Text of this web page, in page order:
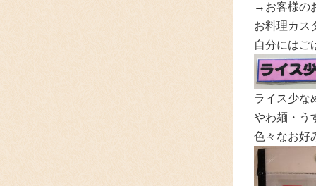
→お客様の
お料理カス
自分にはご
ライス少な
やわ麺・う
色々なお好